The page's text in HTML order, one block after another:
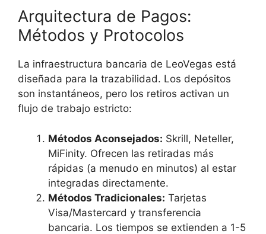
Arquitectura de Pagos:
Métodos y Protocolos
La infraestructura bancaria de LeoVegas está
diseñada para la trazabilidad. Los depósitos
son instantáneos, pero los retiros activan un
flujo de trabajo estricto:
Métodos Aconsejados: Skrill, Neteller,
MiFinity. Ofrecen las retiradas más
rápidas (a menudo en minutos) al estar
integradas directamente.
Métodos Tradicionales: Tarjetas
Visa/Mastercard y transferencia
bancaria. Los tiempos se extienden a 1-5